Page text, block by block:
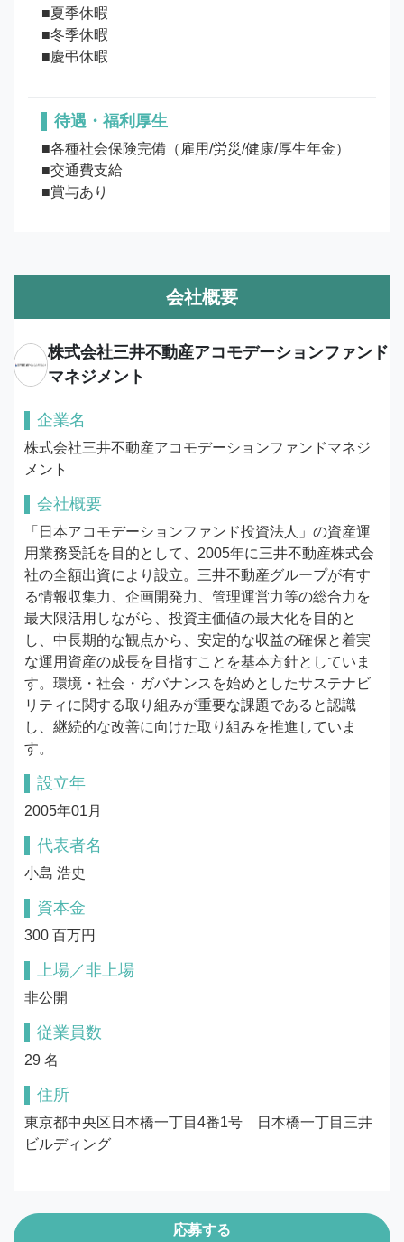
■夏季休暇
■冬季休暇
待遇・福利厚生
■各種社会保険完備（雇用/労災/健康/厚生年金）
■交通費支給
■賞与あり
会社概要
株式会社三井不動産アコモデーションファンド
マネジメント
企業名
株式会社三井不動産アコモデーションファンドマネジ
メント
会社概要
「日本アコモデーションファンド投資法人」の資産運
用業務受託を目的として、2005年に三井不動産株式会
社の全額出資により設立。三井不動産グループが有す
る情報収集力、企画開発力、管理運営力等の総合力を
最大限活用しながら、投資主価値の最大化を目的と
し、中長期的な観点から、安定的な収益の確保と着実
な運用資産の成長を目指すことを基本方針としていま
す。環境・社会・ガバナンスを始めとしたサステナビ
リティに関する取り組みが重要な課題であると認識
し、継続的な改善に向けた取り組みを推進していま
す。
設立年
2005年01月
代表者名
小島 浩史
資本金
300 百万円
上場／非上場
非公開
従業員数
29 名
住所
東京都中央区日本橋一丁目4番1号　日本橋一丁目三井
ビルディング
応募する